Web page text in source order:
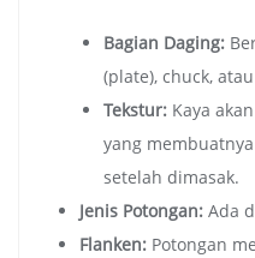
Bagian Daging:
(plate), chuck,
Tekstur: Kaya
yang
setelah dimasak.
Jenis Potongan: Ada
Flanken: Potongan